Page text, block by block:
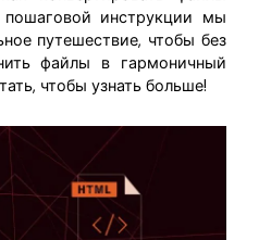
12 умнее, быстрее,
PDF
инструкции мы
путешествие, чтобы без
файлы в гармоничный
чтобы узнать больше!